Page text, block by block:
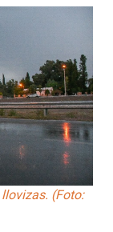
(Foto: